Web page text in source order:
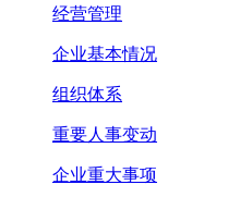
经营管理
企业基本情况
组织体系
重要人事变动
企业重大事项